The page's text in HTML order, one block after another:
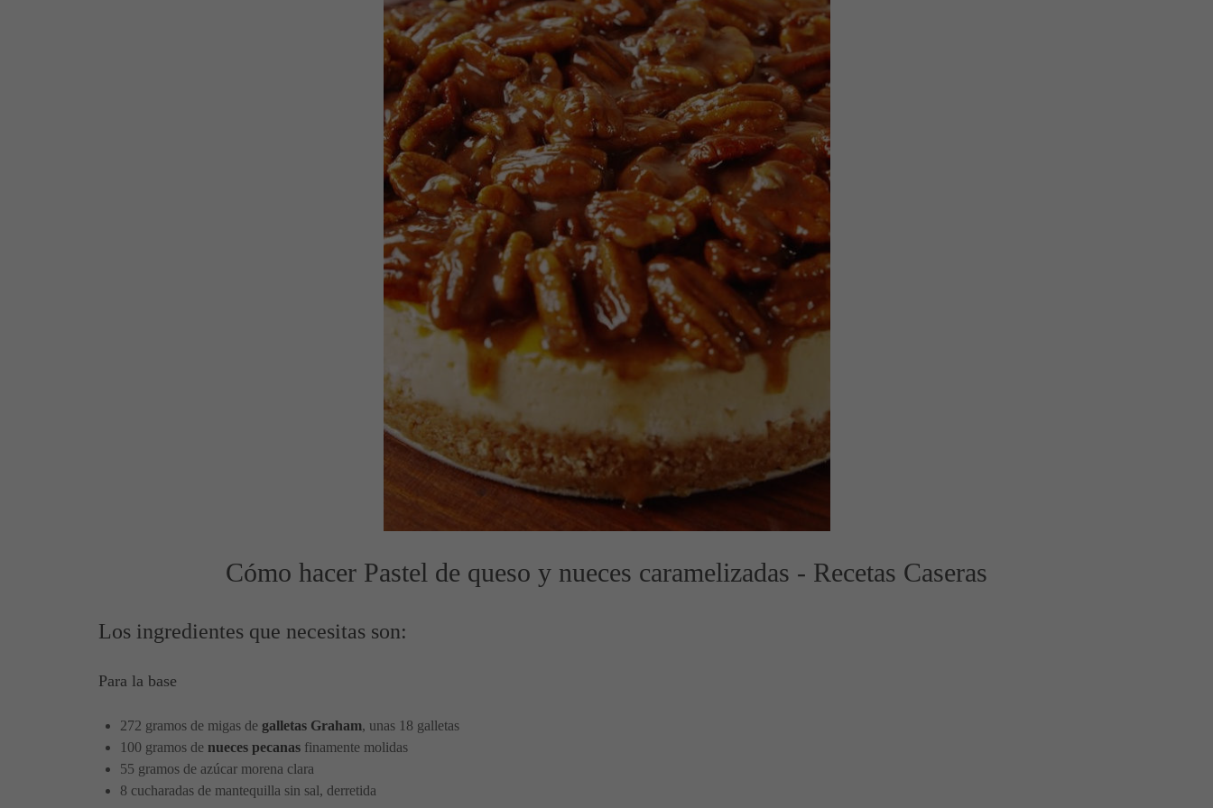
Cómo hacer Pastel de queso y nueces caramelizadas - Recetas Caseras
Los ingredientes que necesitas son:
Para la base
272 gramos de migas de galletas Graham, unas 18 galletas
100 gramos de nueces pecanas finamente molidas
55 gramos de azúcar morena clara
8 cucharadas de mantequilla sin sal, derretida